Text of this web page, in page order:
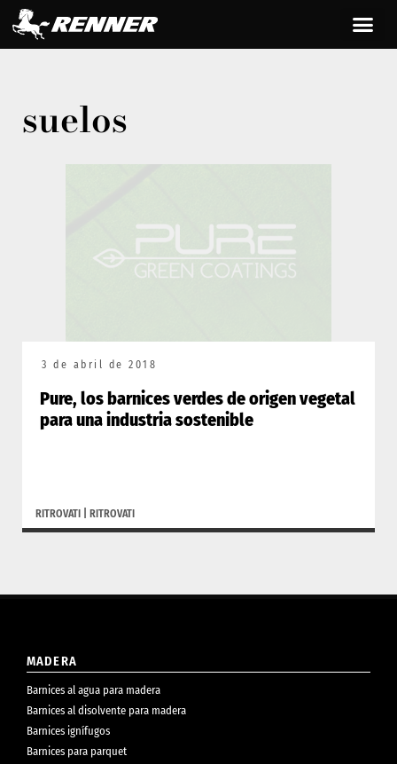
suelos
3 de abril de 2018
Pure, los barnices verdes de origen vegetal
para una industria sostenible
RITROVATI RITROVATI
MADERA
Barnices al agua para madera
Barnices al disolvente para madera
Barnices ignífugos
Barnices para parquet